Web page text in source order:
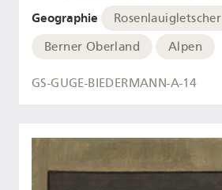
Geographie
Rosenlauigletscher
Berner Oberland
Alpen
GS-GUGE-BIEDERMANN-A-14